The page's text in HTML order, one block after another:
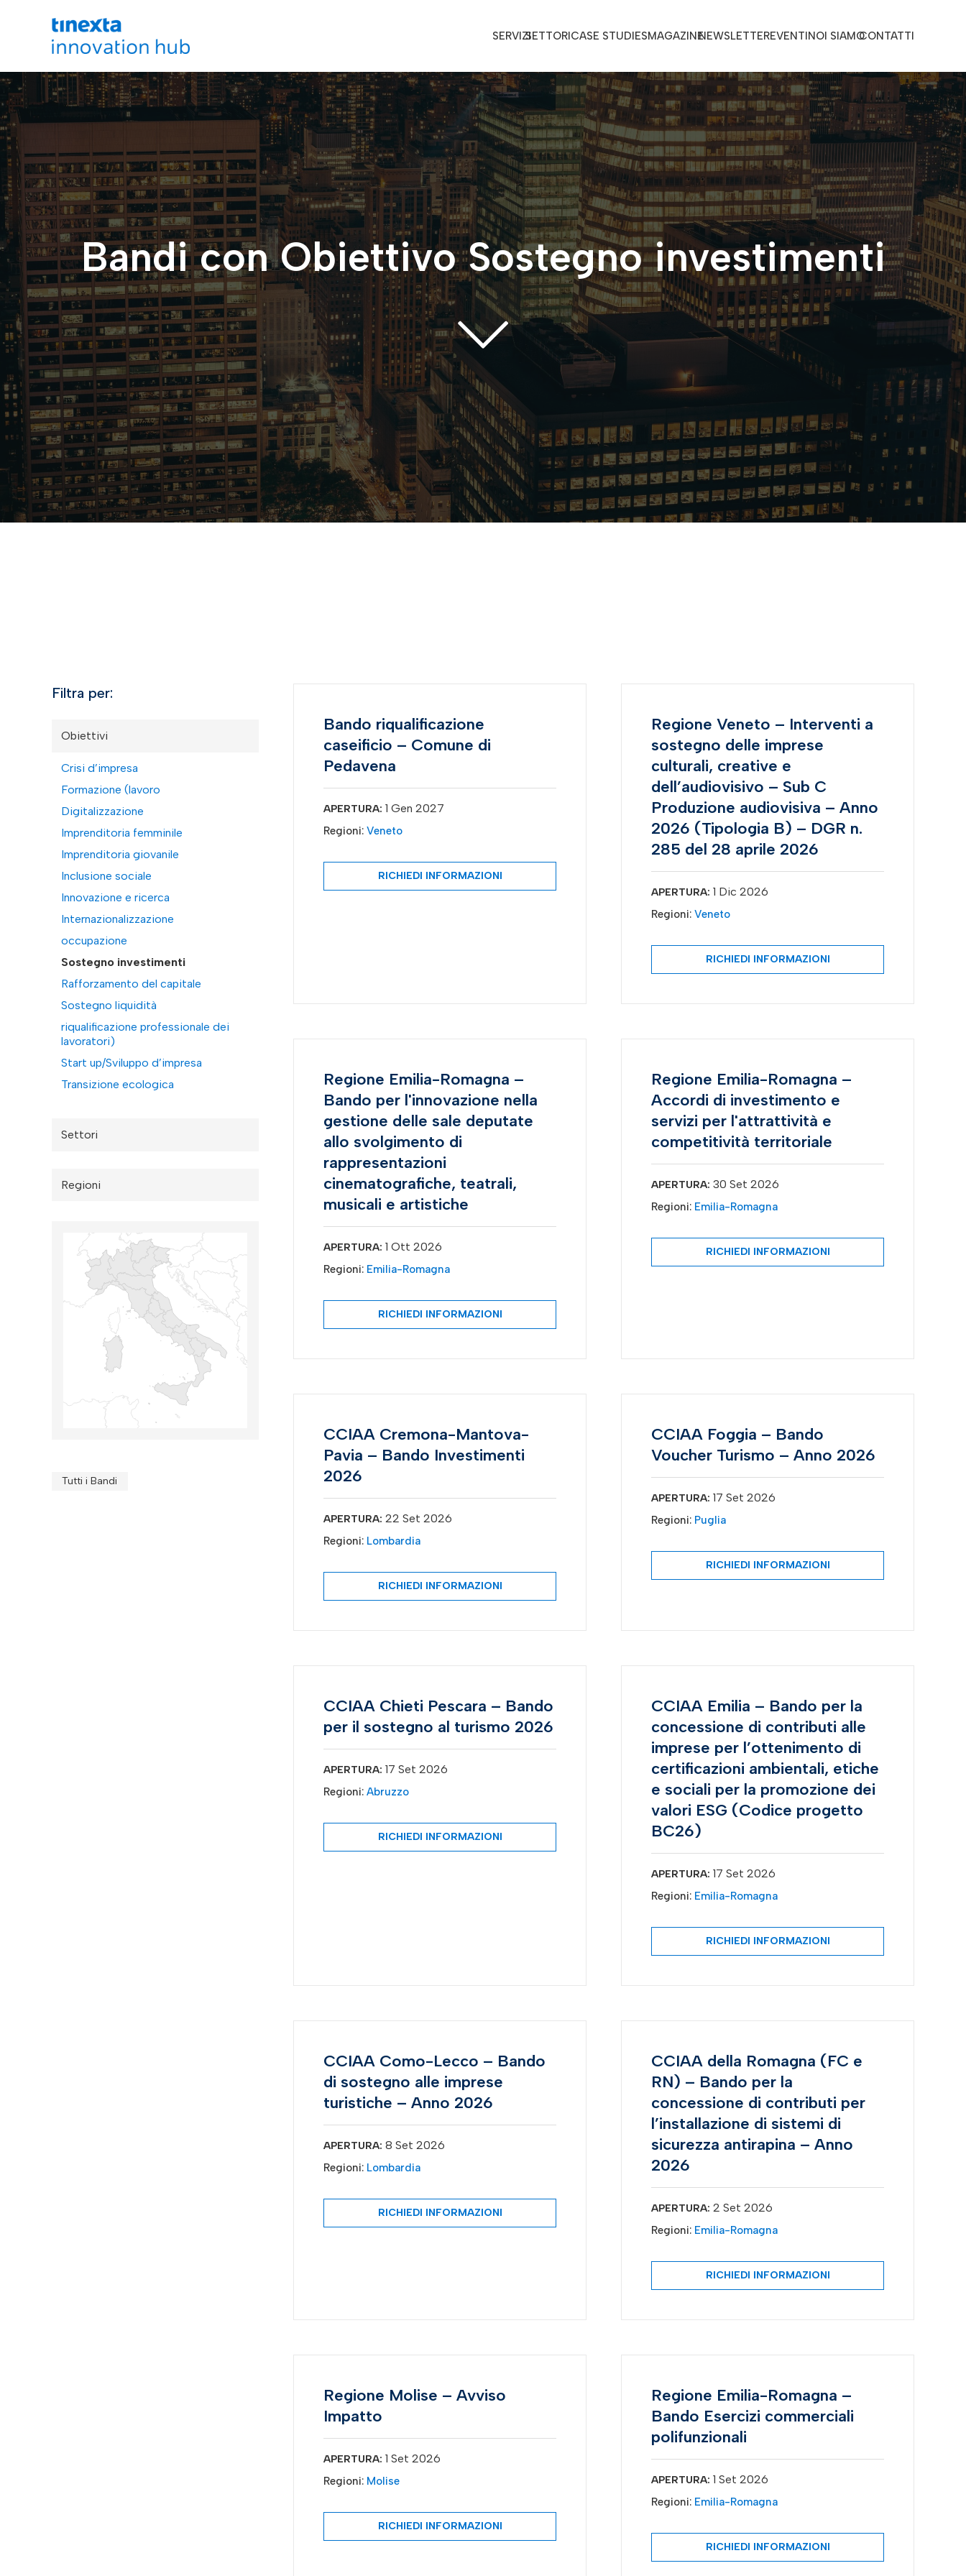
SERVIZISETTORICASE STUDIESMAGAZINENEWSLETTEREVENTINOI SIAMOCONTATTI
Bandi con Obiettivo Sostegno investimenti
Filtra per:
Obiettivi
Crisi d’impresa
Formazione (lavoro
Digitalizzazione
Imprenditoria femminile
Imprenditoria giovanile
Inclusione sociale
Innovazione e ricerca
Internazionalizzazione
occupazione
Sostegno investimenti
Rafforzamento del capitale
Sostegno liquidità
riqualificazione professionale dei
lavoratori)
Start up/Sviluppo d’impresa
Transizione ecologica
Settori
Regioni
Tutti i Bandi
Bando riqualificazione
caseificio – Comune di
Pedavena
APERTURA: 1 Gen 2027
Regioni: Veneto
RICHIEDI INFORMAZIONI
Regione Veneto – Interventi a
sostegno delle imprese
culturali, creative e
dell’audiovisivo – Sub C
Produzione audiovisiva – Anno
2026 (Tipologia B) – DGR n.
285 del 28 aprile 2026
APERTURA: 1 Dic 2026
Regioni: Veneto
RICHIEDI INFORMAZIONI
Regione Emilia-Romagna –
Bando per l'innovazione nella
gestione delle sale deputate
allo svolgimento di
rappresentazioni
cinematografiche, teatrali,
musicali e artistiche
APERTURA: 1 Ott 2026
Regioni: Emilia-Romagna
RICHIEDI INFORMAZIONI
Regione Emilia-Romagna –
Accordi di investimento e
servizi per l'attrattività e
competitività territoriale
APERTURA: 30 Set 2026
Regioni: Emilia-Romagna
RICHIEDI INFORMAZIONI
CCIAA Cremona-Mantova-
Pavia – Bando Investimenti
2026
APERTURA: 22 Set 2026
Regioni: Lombardia
RICHIEDI INFORMAZIONI
CCIAA Foggia – Bando
Voucher Turismo – Anno 2026
APERTURA: 17 Set 2026
Regioni: Puglia
RICHIEDI INFORMAZIONI
CCIAA Chieti Pescara – Bando
per il sostegno al turismo 2026
APERTURA: 17 Set 2026
Regioni: Abruzzo
RICHIEDI INFORMAZIONI
CCIAA Emilia – Bando per la
concessione di contributi alle
imprese per l’ottenimento di
certificazioni ambientali, etiche
e sociali per la promozione dei
valori ESG (Codice progetto
BC26)
APERTURA: 17 Set 2026
Regioni: Emilia-Romagna
RICHIEDI INFORMAZIONI
CCIAA Como-Lecco – Bando
di sostegno alle imprese
turistiche – Anno 2026
APERTURA: 8 Set 2026
Regioni: Lombardia
RICHIEDI INFORMAZIONI
CCIAA della Romagna (FC e
RN) – Bando per la
concessione di contributi per
l’installazione di sistemi di
sicurezza antirapina – Anno
2026
APERTURA: 2 Set 2026
Regioni: Emilia-Romagna
RICHIEDI INFORMAZIONI
Regione Molise – Avviso
Impatto
APERTURA: 1 Set 2026
Regioni: Molise
RICHIEDI INFORMAZIONI
Regione Emilia-Romagna –
Bando Esercizi commerciali
polifunzionali
APERTURA: 1 Set 2026
Regioni: Emilia-Romagna
RICHIEDI INFORMAZIONI